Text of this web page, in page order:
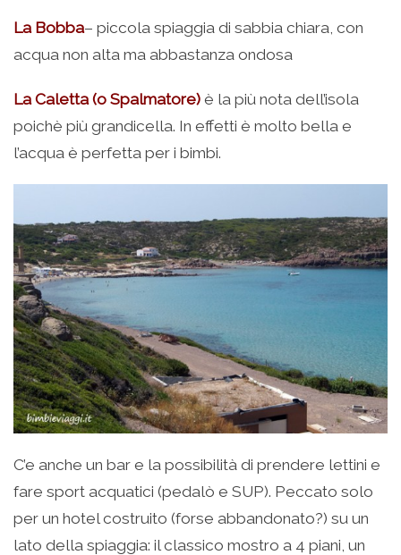
La Bobba– piccola spiaggia di sabbia chiara, con
acqua non alta ma abbastanza ondosa
La Caletta (o Spalmatore) è la più nota dell’isola
poichè più grandicella. In effetti è molto bella e
l’acqua è perfetta per i bimbi.
C’e anche un bar e la possibilità di prendere lettini e
fare sport acquatici (pedalò e SUP). Peccato solo
per un hotel costruito (forse abbandonato?) su un
lato della spiaggia: il classico mostro a 4 piani, un